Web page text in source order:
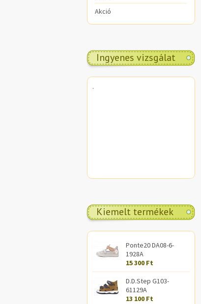
Akció
Ingyenes vizsgálat
.
Kiemelt termékek
Ponte20 DA08-6-
1928A
15 300 Ft
D.D.Step G103-
61129A
13 100 Ft